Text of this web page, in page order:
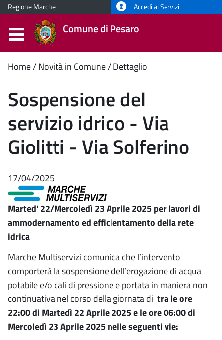
Regione Marche Accedi ai Servizi
Comune di Pesaro
Contenuto
principale
Home Novità in Comune Dettaglio
Sospensione del
servizio idrico - Via
Giolitti - Via Solferino
17/04/2025
Marted' 22/Mercoledì 23 Aprile 2025 per lavori di
ammodernamento ed efficientamento della rete
idrica
Marche Multiservizi comunica che l’intervento
comporterà la sospensione dell’erogazione di acqua
potabile e/o cali di pressione e portata in maniera non
continuativa nel corso della giornata di tra le ore
22:00 di Martedì 22 Aprile 2025 e le ore 06:00 di
Mercoledì 23 Aprile 2025 nelle seguenti vie: